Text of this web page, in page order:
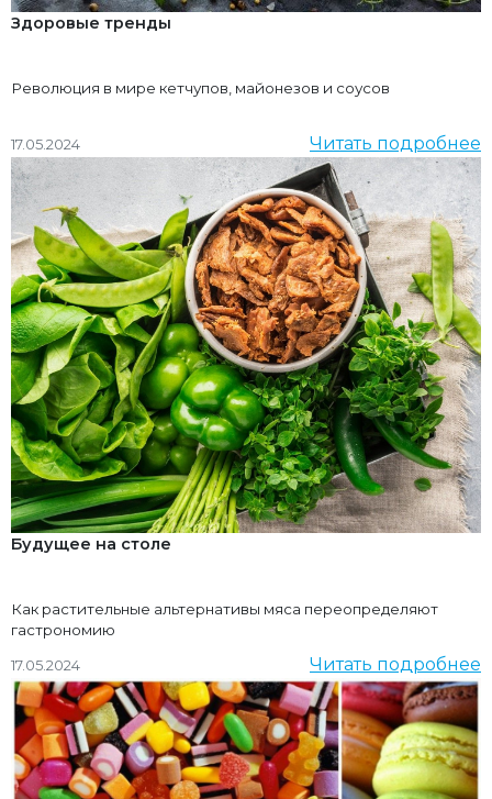
Здоровые тренды
Революция в мире кетчупов, майонезов и соусов
17.05.2024 Читать подробнее
Будущее на столе
Как растительные альтернативы мяса переопределяют
гастрономию
17.05.2024
Читать подробнее